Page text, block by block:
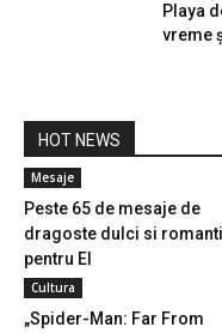
Playa
vreme
HOT NEWS
Mesaje
Peste 65 de mesaje de
dragoste dulci si
pentru El
Cultura
„Spider-Man: Far From